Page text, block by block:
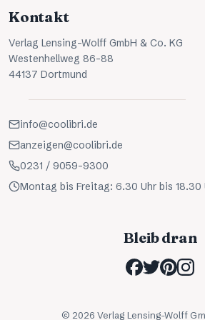
Kontakt
Verlag Lensing-Wolff GmbH & Co. KG
Westenhellweg 86-88
44137 Dortmund
info@coolibri.de
anzeigen@coolibri.de
0231 / 9059-9300
Montag bis Freitag: 6.30 Uhr bis 18.30
Bleib dran
© 2026 Verlag Lensing-Wolff